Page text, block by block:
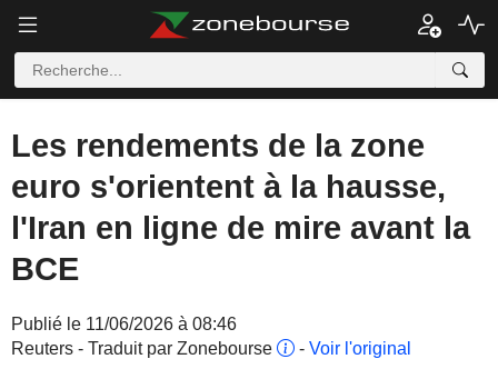
Les rendements de la zone
euro s'orientent à la hausse,
l'Iran en ligne de mire avant la
BCE
Publié le 11/06/2026 à 08:46
Reuters - Traduit par Zonebourse
- Voir l'original